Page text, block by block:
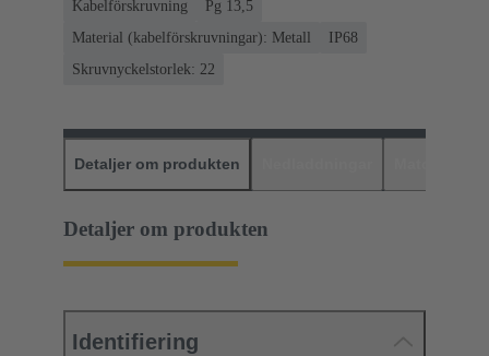
Kabelförskruvning
Pg 13,5
Material (kabelförskruvningar): Metall
IP68
Skruvnyckelstorlek: 22
Detaljer om produkten
Detaljer om produkten
Identifiering